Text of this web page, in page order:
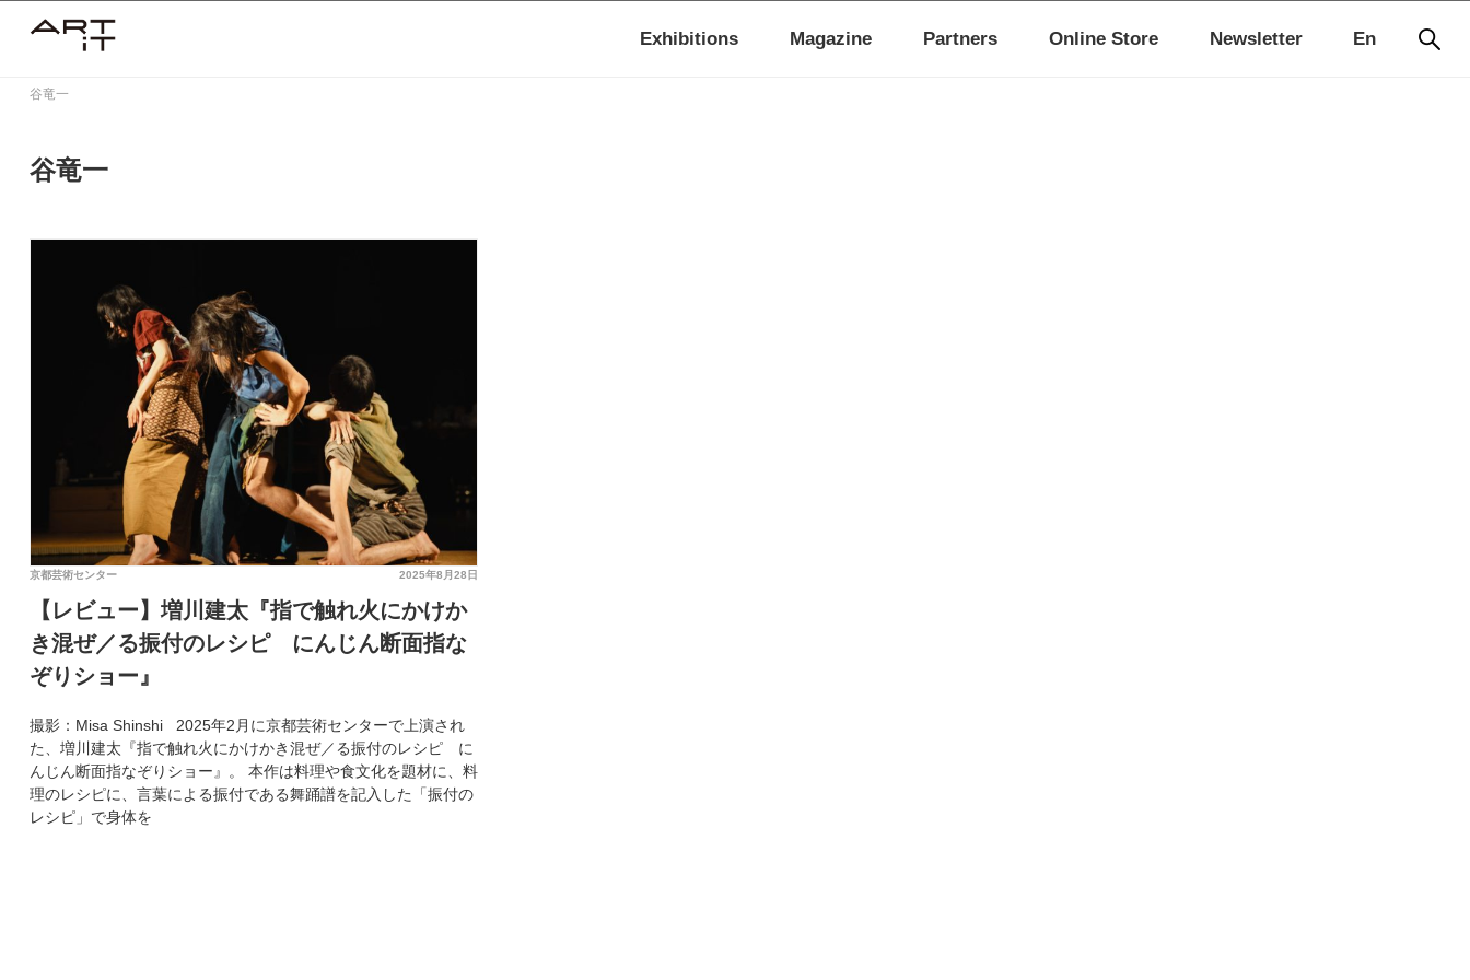
En
Exhibitions Magazine Partners Online Store Newsletter
谷竜一
谷竜一
2025年8月28日
京都芸術センター
【レビュー】増川建太『指で触れ火にかけか
き混ぜ／る振付のレシピ にんじん断面指な
ぞりショー』
撮影：Misa Shinshi 2025年2月に京都芸術センターで上演され
た、増川建太『指で触れ火にかけかき混ぜ／る振付のレシピ に
んじん断面指なぞりショー』。 本作は料理や食文化を題材に、料
理のレシピに、言葉による振付である舞踊譜を記入した「振付の
レシピ」で身体を